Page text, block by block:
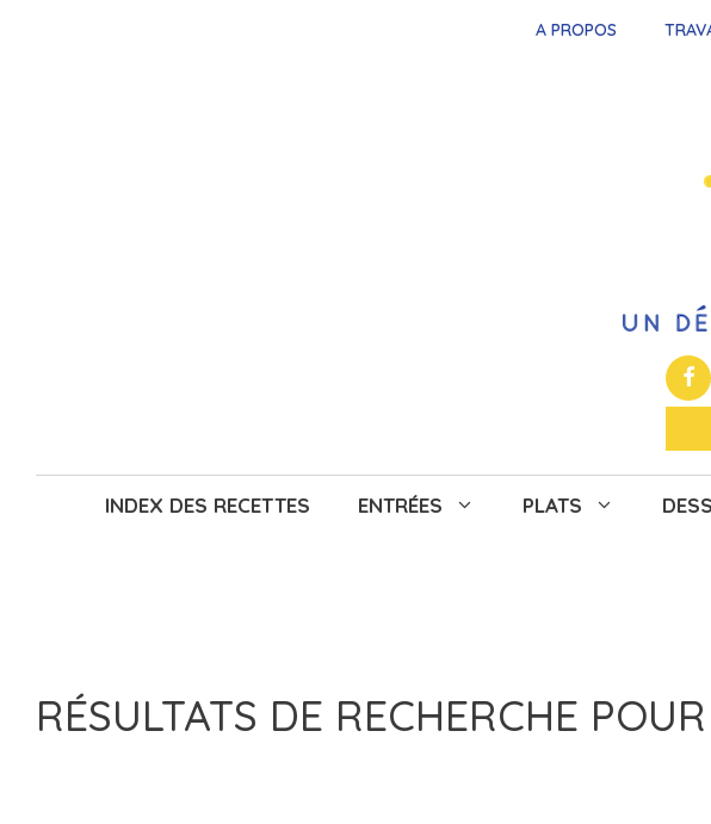
A PROPOS
INDEX DES RECETTES ENTRÉES PLATS
RÉSULTATS DE RECHERCHE POUR